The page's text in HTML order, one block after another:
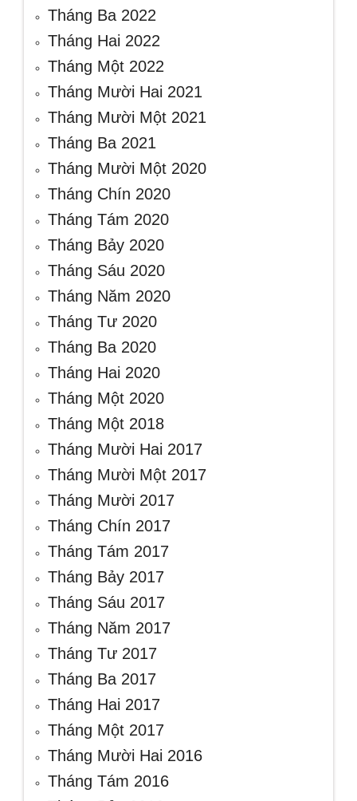
Tháng Ba 2022
Tháng Hai 2022
Tháng Một 2022
Tháng Mười Hai 2021
Tháng Mười Một 2021
Tháng Ba 2021
Tháng Mười Một 2020
Tháng Chín 2020
Tháng Tám 2020
Tháng Bảy 2020
Tháng Sáu 2020
Tháng Năm 2020
Tháng Tư 2020
Tháng Ba 2020
Tháng Hai 2020
Tháng Một 2020
Tháng Một 2018
Tháng Mười Hai 2017
Tháng Mười Một 2017
Tháng Mười 2017
Tháng Chín 2017
Tháng Tám 2017
Tháng Bảy 2017
Tháng Sáu 2017
Tháng Năm 2017
Tháng Tư 2017
Tháng Ba 2017
Tháng Hai 2017
Tháng Một 2017
Tháng Mười Hai 2016
Tháng Tám 2016